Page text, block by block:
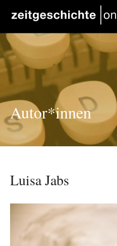
Direkt zum Inhalt
Autor*innen
Luisa Jabs